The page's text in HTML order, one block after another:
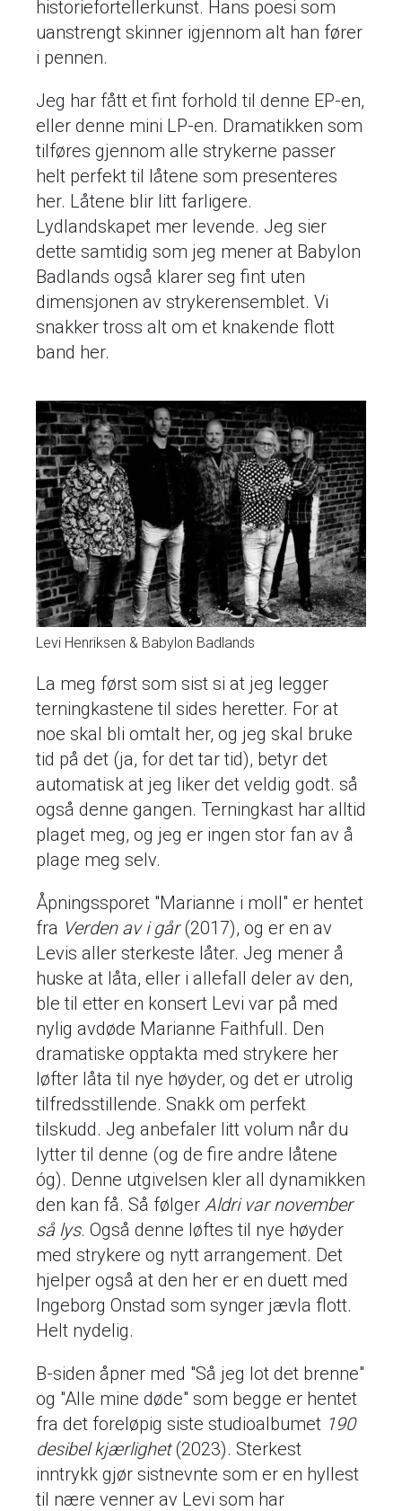
historiefortellerkunst. Hans poesi som
uanstrengt skinner igjennom alt han fører
i pennen.
Jeg har fått et fint forhold til denne EP-en,
eller denne mini LP-en. Dramatikken som
tilføres gjennom alle strykerne passer
helt perfekt til låtene som presenteres
her. Låtene blir litt farligere.
Lydlandskapet mer levende. Jeg sier
dette samtidig som jeg mener at Babylon
Badlands også klarer seg fint uten
dimensjonen av strykerensemblet. Vi
snakker tross alt om et knakende flott
band her.
Levi Henriksen & Babylon Badlands
La meg først som sist si at jeg legger
terningkastene til sides heretter. For at
noe skal bli omtalt her, og jeg skal bruke
tid på det (ja, for det tar tid), betyr det
automatisk at jeg liker det veldig godt. så
også denne gangen. Terningkast har alltid
plaget meg, og jeg er ingen stor fan av å
plage meg selv.
Åpningssporet "Marianne i moll" er hentet
fra Verden av i går(2017), og er en av
Levis aller sterkeste låter. Jeg mener å
huske at låta, eller i allefall deler av den,
ble til etter en konsert Levi var på med
nylig avdøde Marianne Faithfull. Den
dramatiske opptakta med strykere her
løfter låta til nye høyder, og det er utrolig
tilfredsstillende. Snakk om perfekt
tilskudd. Jeg anbefaler litt volum når du
lytter til denne (og de fire andre låtene
óg). Denne utgivelsen kler all dynamikken
den kan få. Så følger Aldri var november
så lys. Også denne løftes til nye høyder
med strykere og nytt arrangement. Det
hjelper også at den her er en duett med
Ingeborg Onstad som synger jævla flott.
Helt nydelig.
B-siden åpner med "Så jeg lot det brenne"
og "Alle mine døde" som begge er hentet
fra det foreløpig siste studioalbumet 190
desibel kjærlighet(2023). Sterkest
inntrykk gjør sistnevnte som er en hyllest
til nære venner av Levi som har